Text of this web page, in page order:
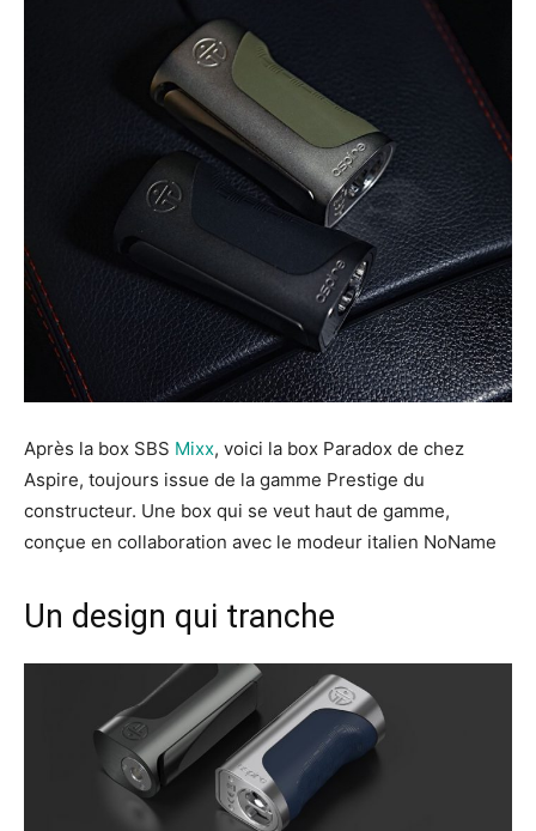
Après la box SBS Mixx, voici la box Paradox de chez
Aspire, toujours issue de la gamme Prestige du
constructeur. Une box qui se veut haut de gamme,
conçue en collaboration avec le modeur italien NoName
Un design qui tranche